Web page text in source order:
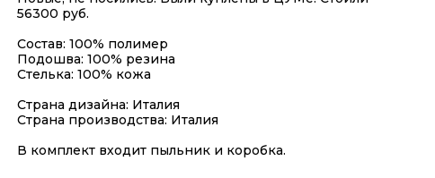
56300 руб.
Состав: 100% полимер
Подошва: 100% резина
Стелька: 100% кожа
Страна дизайна: Италия
Страна производства: Италия
В комплект входит пыльник и коробка.